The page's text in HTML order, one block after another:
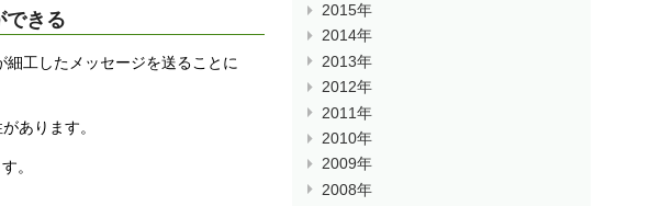
できる
工したメッセージを送ることに
あります。
。
2015年
2014年
2013年
2012年
2011年
2010年
2009年
2008年